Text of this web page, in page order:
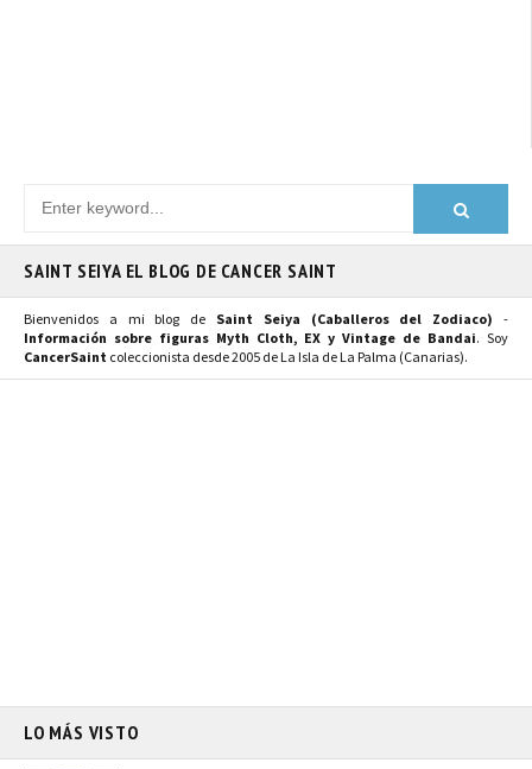
SAINT SEIYA EL BLOG DE CANCER SAINT
Bienvenidos a mi blog de Saint Seiya (Caballeros del Zodiaco) -
Información sobre figuras Myth Cloth, EX y Vintage de Bandai. Soy
CancerSaint coleccionista desde 2005 de La Isla de La Palma (Canarias).
LO MÁS VISTO